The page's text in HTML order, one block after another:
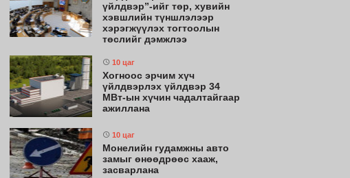
үйлдвэр”-ийг төр, хувийн
хэвшлийн түншлэлээр
хэрэгжүүлэх тогтоолын
төслийг дэмжлээ
10 цаг
Хогноос эрчим хүч
үйлдвэрлэх үйлдвэр 34
МВт-ын хүчин чадалтайгаар
ажиллана
10 цаг
Монелийн гудамжны авто
замыг өнөөдрөөс хааж,
засварлана